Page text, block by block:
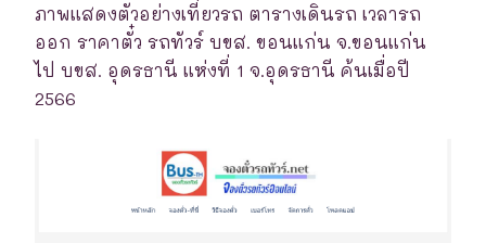
ภาพแสดงตัวอย่างเที่ยวรถ ตารางเดินรถ เวลารถ
ออก ราคาตั๋ว รถทัวร์ บขส. ขอนแก่น จ.ขอนแก่น
ไป บขส. อุดรธานี แห่งที่ 1 จ.อุดรธานี ค้นเมื่อปี
2566